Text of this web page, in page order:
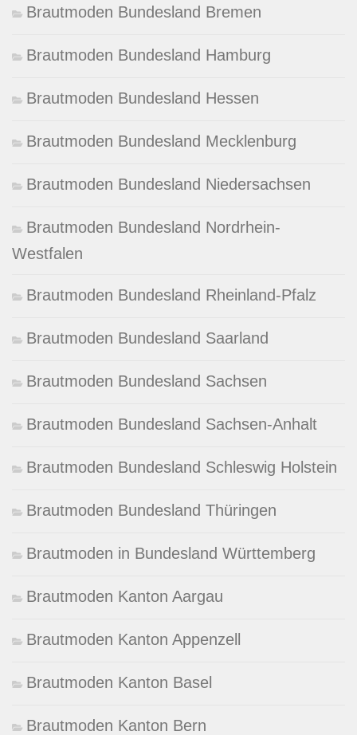
Brautmoden Bundesland Bremen
Brautmoden Bundesland Hamburg
Brautmoden Bundesland Hessen
Brautmoden Bundesland Mecklenburg
Brautmoden Bundesland Niedersachsen
Brautmoden Bundesland Nordrhein-
Westfalen
Brautmoden Bundesland Rheinland-Pfalz
Brautmoden Bundesland Saarland
Brautmoden Bundesland Sachsen
Brautmoden Bundesland Sachsen-Anhalt
Brautmoden Bundesland Schleswig Holstein
Brautmoden Bundesland Thüringen
Brautmoden in Bundesland Württemberg
Brautmoden Kanton Aargau
Brautmoden Kanton Appenzell
Brautmoden Kanton Basel
Brautmoden Kanton Bern